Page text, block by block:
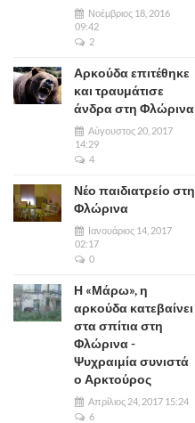
Νοέμβριος 18, 2016
09:42
2
Αρκούδα επιτέθηκε
και τραυμάτισε
άνδρα στη Φλώρινα
Αύγουστος 20, 2017
14:29
4
Νέο παιδιατρείο στη
Φλώρινα
Ιανουάριος 14, 2017
02:17
0
Η «Μάρω», η
αρκούδα κατεβαίνει
στα σπίτια στη
Φλώρινα -
Ψυχραιμία συνιστά
ο Αρκτούρος
Απρίλιος 24, 2017 15:24
6